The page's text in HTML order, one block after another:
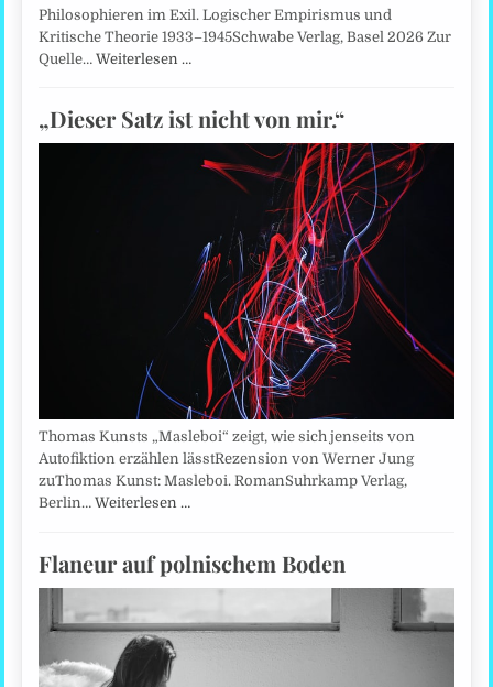
Philosophieren im Exil. Logischer Empirismus und
Kritische Theorie 1933–1945Schwabe Verlag, Basel 2026 Zur
Quelle…Weiterlesen …
„Dieser Satz ist nicht von mir.“
Thomas Kunsts „Masleboi“ zeigt, wie sich jenseits von
Autofiktion erzählen lässtRezension von Werner Jung
zuThomas Kunst: Masleboi. RomanSuhrkamp Verlag,
Berlin…Weiterlesen …
Flaneur auf polnischem Boden